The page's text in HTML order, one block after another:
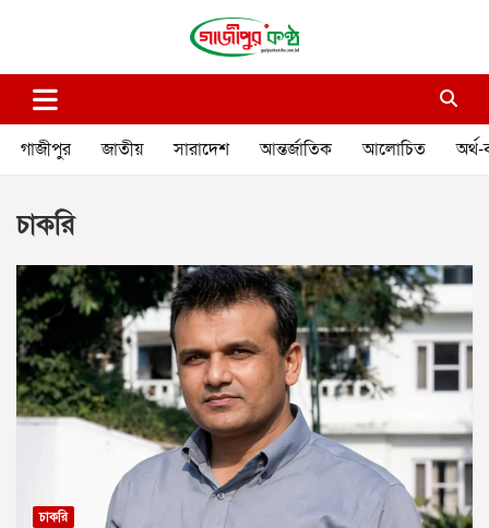
গাজীপুর কণ্ঠ
গাজীপুর জাতীয় সারাদেশ আন্তর্জাতিক আলোচিত অর্থ-
চাকরি
চাকরি